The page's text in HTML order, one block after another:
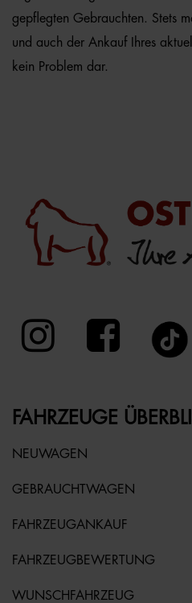
gepflegten Gebrauchten. Stets
und auch der Ankauf Ihres
kein Problem dar.
FAHRZEUGE
NEUWAGEN
GEBRAUCHTWAGEN
FAHRZEUGANKAUF
FAHRZEUGBEWERTUNG
WUNSCHFAHRZEUG